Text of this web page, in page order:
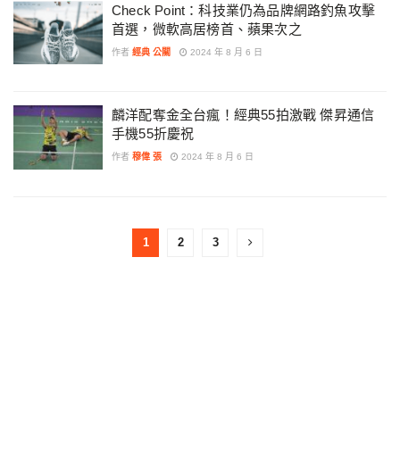
Check Point：科技業仍為品牌網路釣魚攻擊
首選，微軟高居榜首、蘋果次之
作者 經典 公關 2024 年 8 月 6 日
麟洋配奪金全台瘋！經典55拍激戰 傑昇通信
手機55折慶祝
作者 穆偉 張 2024 年 8 月 6 日
1 2 3